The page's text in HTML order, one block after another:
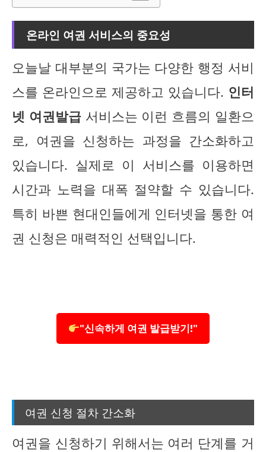
온라인 여권 서비스의 중요성
오늘날 대부분의 국가는 다양한 행정 서비
스를 온라인으로 제공하고 있습니다. 인터
넷 여권발급서비스는 이런 흐름의 일환으
로, 여권을 신청하는 과정을 간소화하고
있습니다. 실제로 이 서비스를 이용하면
시간과 노력을 대폭 절약할 수 있습니다.
특히 바쁜 현대인들에게 인터넷을 통한 여
권 신청은 매력적인 선택입니다.
"신속하게 여권 발급받기!"
여권 신청 절차 간소화
여권을 신청하기 위해서는 여러 단계를 거